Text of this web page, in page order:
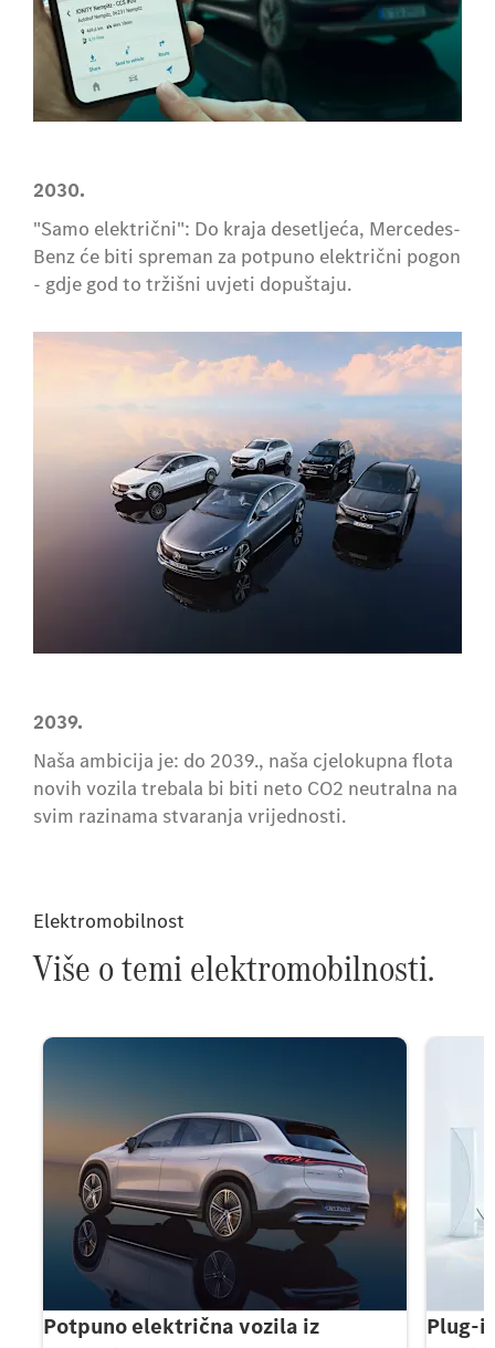
2030.
"Samo električni": Do kraja desetljeća, Mercedes-
Benz će biti spreman za potpuno električni pogon
- gdje god to tržišni uvjeti dopuštaju.
2039.
Naša ambicija je: do 2039., naša cjelokupna flota
novih vozila trebala bi biti neto CO2 neutralna na
svim razinama stvaranja vrijednosti.
Elektromobilnost
Više o temi elektromobilnosti.
Potpuno električna vozila iz
Plug-